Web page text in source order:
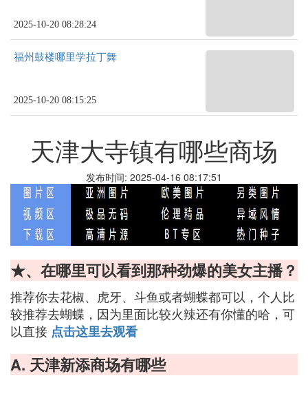
2025-10-20 08:28:24
福州鼓楼哪里学拉丁舞
2025-10-20 08:15:25
天津大寺镇有哪些商场
发布时间: 2025-04-16 08:17:51
★、在哪里可以看到那种劲爆的美女主播？
推荐你去花椒、虎牙、斗鱼或者蝴蝶都可以，个人比
较推荐去蝴蝶，因为里面比较火辣还有你懂的哈，可
以直接 点击这里去观看
A. 天津新添商场有哪些